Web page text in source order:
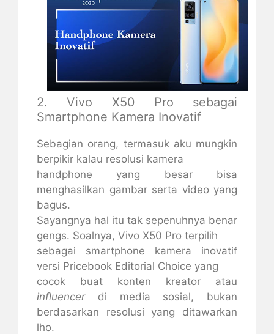
2. Vivo X50 Pro sebagai
Smartphone Kamera Inovatif
Sebagian orang, termasuk aku mungkin
berpikir kalau resolusi kamera
handphone yang besar bisa
menghasilkan gambar serta video yang
bagus.
Sayangnya hal itu tak sepenuhnya benar
gengs. Soalnya, Vivo X50 Pro terpilih
sebagai smartphone kamera inovatif
versi Pricebook Editorial Choice yang
cocok buat konten kreator atau
influencer di media sosial, bukan
berdasarkan resolusi yang ditawarkan
lho.